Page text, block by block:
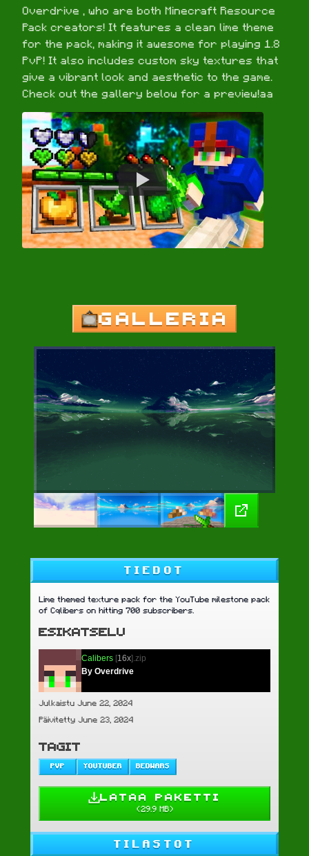
Overdrive , who are both Minecraft Resource
Pack creators! It features a clean lime theme
for the pack, making it awesome for playing 1.8
PvP! It also includes custom sky textures that
give a vibrant look and aesthetic to the game.
Check out the gallery below for a preview!aa
GALLERIA
TIEDOT
Lime themed texture pack for the YouTube milestone pack
of Cqlibers on hitting 700 subscribers.
ESIKATSELU
Calibers [16x].zip
By Overdrive
Julkaistu June 22, 2024
Päivitetty June 23, 2024
TAGIT
PVP YOUTUBER BEDWARS
LATAA PAKETTI
(29.9 MB)
TILASTOT